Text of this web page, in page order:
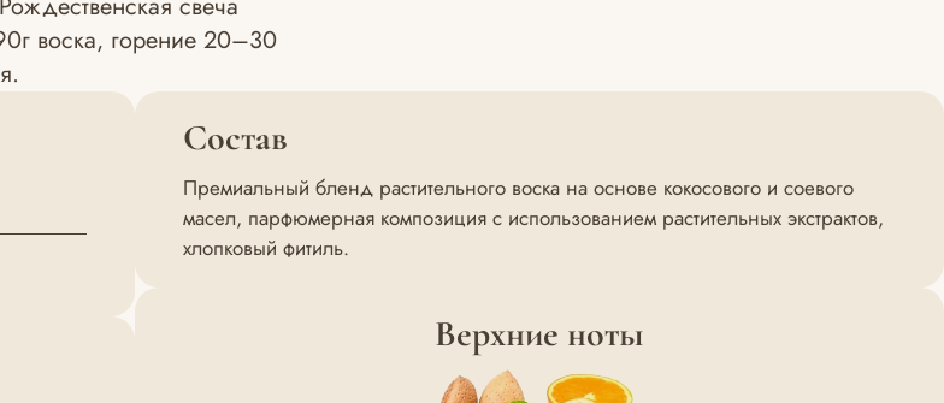
воска, горение 20–30
Состав
Премиальный бленд растительного воска на основе кокосового и соевого
масел, парфюмерная композиция с использованием растительных экстрактов,
хлопковый фитиль.
Верхние ноты